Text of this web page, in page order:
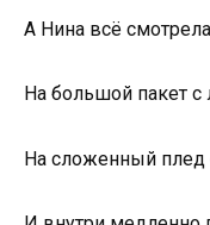
А Нина всё
На большой пакет с
На сложенный плед